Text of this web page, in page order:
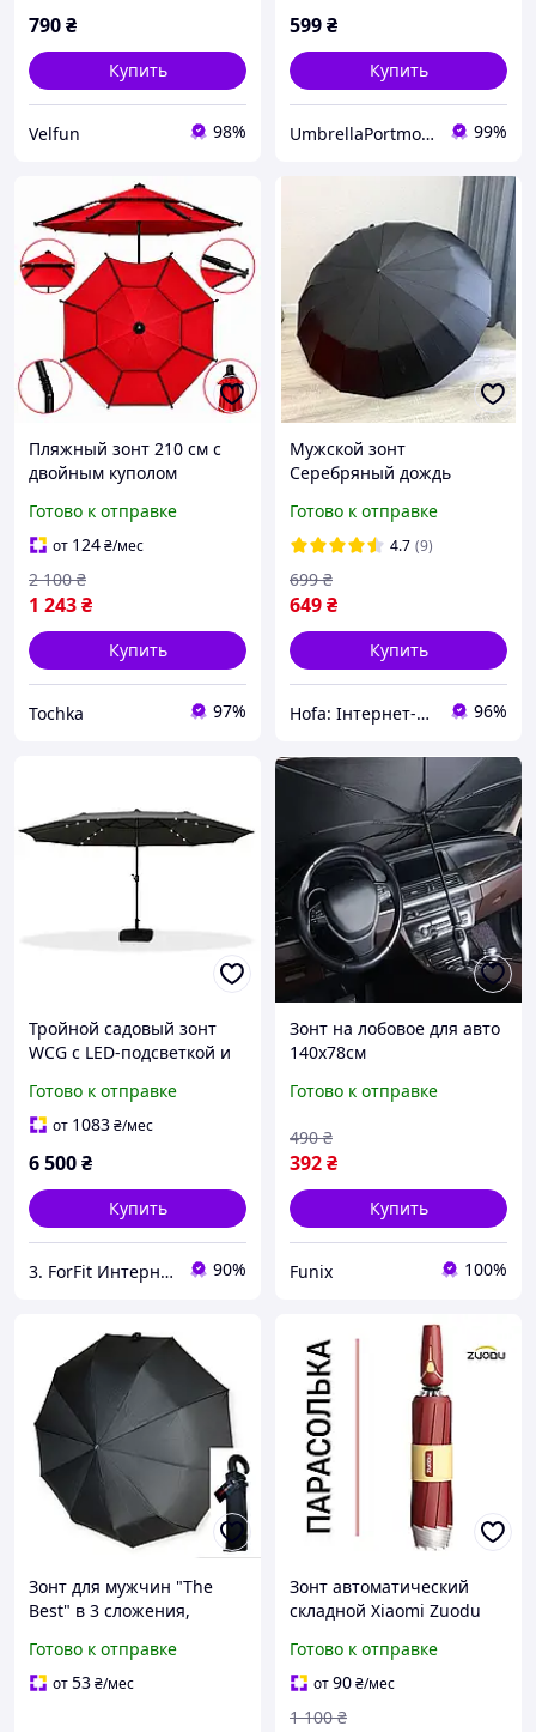
790₴
Купить
Velfun 98%
599₴
Купить
UmbrellaPortmone 99%
Пляжный зонт 210 см с
двойным куполом
высоты туристический
зонт для кемпинга и
рыбалки Красная
Готово к отправке
от 124₴/мес
1 243₴
2 100 ₴
Купить
Tochka 97%
Мужской зонт
Серебряный дождь
автомат Большой зонт 16
спиц Для всей семьи
Готово к отправке
4.7 (9)
649₴
699 ₴
Купить
Hofa: Інтернет-магазин обуви, одежды и товаров для дома! 96%
Тройной садовый зонт
WCG с LED-подсветкой и
270×460 см (чёрный) для
сада, пляжа, террасы,
Готово к отправке
от 1083₴/мес
6 500₴
Купить
3. ForFit Интернет-магазин спортивных товаров 90%
Зонт на лобовое для авто
140х78см
для защиты кожи в авто
светоотражающим
материалом
Готово к отправке
392₴
490 ₴
Купить
Funix 100%
Зонт для мужчин "The
Best" в 3 сложения,
Зонт мужской в 3
сложения, полуавтомат
Готово к отправке
от53₴/мес
Зонт автоматический
складной Xiaomi Zuodu
Ultra антиветровой 116
см для 2 человек, Alloy
Red
Готово к отправке
от90₴/мес
1 100 ₴